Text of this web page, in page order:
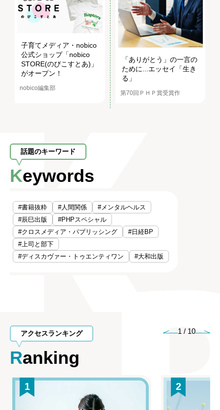
子育てメディア・nobico
公式ショップ「nobico
STORE(のびこすとあ)」
がオープン！
nobico編集部
「ありがとう」の一言の
ために...エッセイ「生き
る」
第70回ＰＨＰ賞受賞作
話題のキーワード
Keywords
#書籍抜粋 #人間関係
#メンタルヘルス
#辰巳出版
#PHPスペシャル
#クロスメディア・パブリッシング
#日経BP
#上司と部下
#ディスカヴァー・トゥエンティワン
#大和出版
アクセスランキング
Ranking
1 / 10
1 2